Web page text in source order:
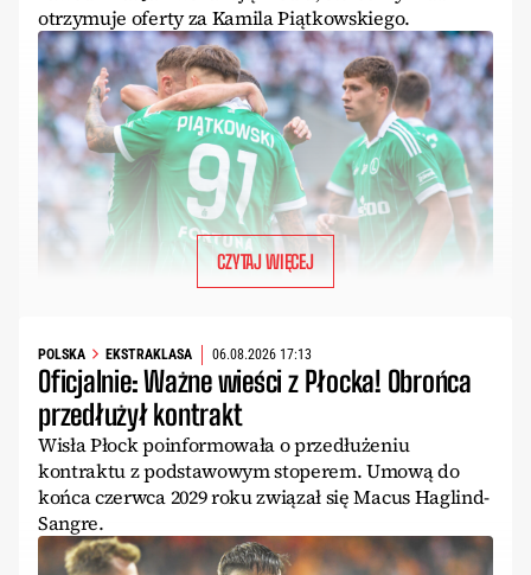
otrzymuje oferty za Kamila Piątkowskiego.
CZYTAJ WIĘCEJ
POLSKA EKSTRAKLASA 06.08.2026 17:13
Oficjalnie: Ważne wieści z Płocka! Obrońca
przedłużył kontrakt
Wisła Płock poinformowała o przedłużeniu
kontraktu z podstawowym stoperem. Umową do
końca czerwca 2029 roku związał się Macus Haglind-
Sangre.